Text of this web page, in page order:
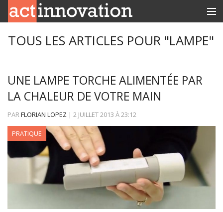
CONTACT
TOUS LES ARTICLES POUR "LAMPE"
UNE LAMPE TORCHE ALIMENTÉE PAR
LA CHALEUR DE VOTRE MAIN
PARFLORIAN LOPEZ | 2 JUILLET 2013 À23:12
PRATIQUE